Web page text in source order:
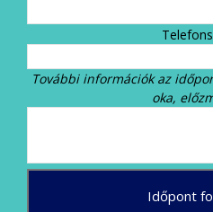
További információk az
oka,